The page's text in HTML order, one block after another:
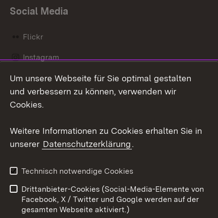
Social Media
Flickr
Instagram
Social Wall
Barrierefreiheit
Benutzungshinweise
Impressum
Cookies
Um unsere Webseite für Sie optimal gestalten
und verbessern zu können, verwenden wir
Cookies.
Weitere Informationen zu Cookies erhalten Sie in
unserer Datenschutzerklärung.
Technisch notwendige Cookies
Drittanbieter-Cookies (Social-Media-Elemente von
Facebook, X / Twitter und Google werden auf der
gesamten Webseite aktiviert.)